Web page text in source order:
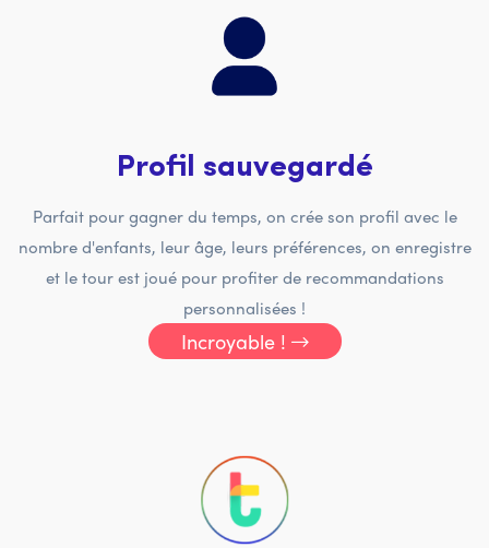
Profil sauvegardé
Parfait pour gagner du temps, on crée son profil avec le
nombre d'enfants, leur âge, leurs préférences, on enregistre
et le tour est joué pour profiter de recommandations
personnalisées !
Incroyable !